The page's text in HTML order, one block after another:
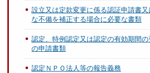
設立又は定款変更に係る認証申請書
な不備を補正する場合に必要な書類
認定、特例認定又は認定の有効期間
の申請書類
認定ＮＰＯ法人等の報告義務